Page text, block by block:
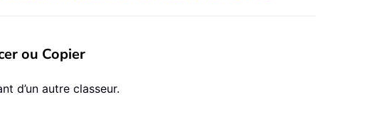
ou Copier
d’un autre classeur.